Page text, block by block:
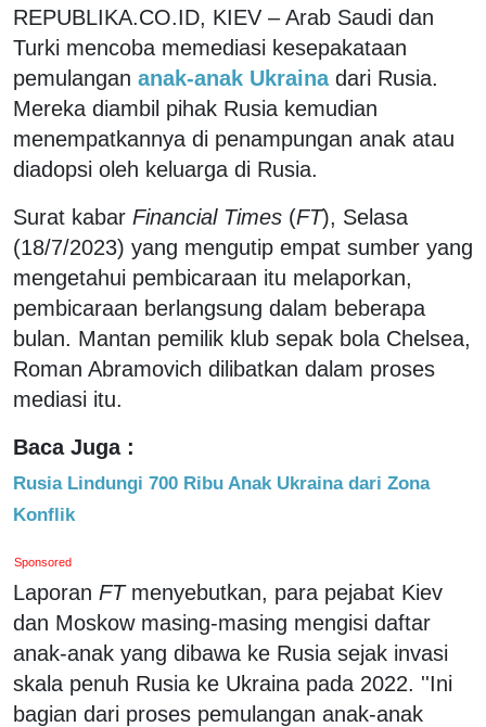
REPUBLIKA.CO.ID, KIEV – Arab Saudi dan
Turki mencoba memediasi kesepakataan
pemulangan anak-anak Ukraina dari Rusia.
Mereka diambil pihak Rusia kemudian
menempatkannya di penampungan anak atau
diadopsi oleh keluarga di Rusia.
Surat kabar Financial Times (FT), Selasa
(18/7/2023) yang mengutip empat sumber yang
mengetahui pembicaraan itu melaporkan,
pembicaraan berlangsung dalam beberapa
bulan. Mantan pemilik klub sepak bola Chelsea,
Roman Abramovich dilibatkan dalam proses
mediasi itu.
Baca Juga :
Rusia Lindungi 700 Ribu Anak Ukraina dari Zona
Konflik
Sponsored
Laporan FTmenyebutkan, para pejabat Kiev
dan Moskow masing-masing mengisi daftar
anak-anak yang dibawa ke Rusia sejak invasi
skala penuh Rusia ke Ukraina pada 2022. ''Ini
bagian dari proses pemulangan anak-anak